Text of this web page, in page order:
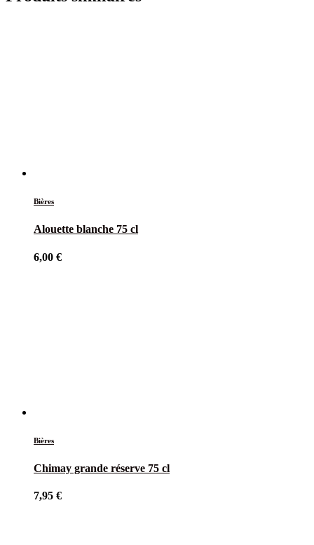
Bières
Alouette blanche 75 cl
6,00 €
Bières
Chimay grande réserve 75 cl
7,95 €